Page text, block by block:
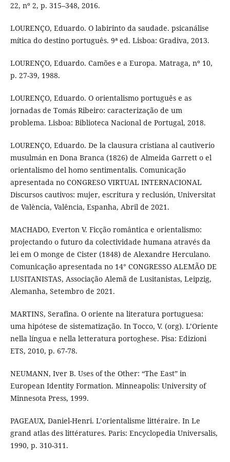
22, nº 2, p. 315–348, 2016.
LOURENÇO, Eduardo. O labirinto da saudade. psicanálise
mítica do destino português. 9ª ed. Lisboa: Gradiva, 2013.
LOURENÇO, Eduardo. Camões e a Europa. Matraga, nº 10,
p. 27-39, 1988.
LOURENÇO, Eduardo. O orientalismo português e as
jornadas de Tomás Ribeiro: caracterização de um
problema. Lisboa: Biblioteca Nacional de Portugal, 2018.
LOURENÇO, Eduardo. De la clausura cristiana al cautiverio
musulmán en Dona Branca (1826) de Almeida Garrett o el
orientalismo del homo sentimentalis. Comunicação
apresentada no CONGRESO VIRTUAL INTERNACIONAL
Discursos cautivos: mujer, escritura y reclusión, Universitat
de València, Valência, Espanha, Abril de 2021.
MACHADO, Everton V. Ficção romântica e orientalismo:
projectando o futuro da colectividade humana através da
lei em O monge de Cister (1848) de Alexandre Herculano.
Comunicação apresentada no 14° CONGRESSO ALEMÃO DE
LUSITANISTAS, Associação Alemã de Lusitanistas, Leipzig,
Alemanha, Setembro de 2021.
MARTINS, Serafina. O oriente na literatura portuguesa:
uma hipótese de sistematização. In Tocco, V. (org). L’Oriente
nella língua e nella letteratura portoghese. Pisa: Edizioni
ETS, 2010, p. 67-78.
NEUMANN, Iver B. Uses of the Other: “The East” in
European Identity Formation. Minneapolis: University of
Minnesota Press, 1999.
PAGEAUX, Daniel-Henri. L’orientalisme littéraire. In Le
grand atlas des littératures. Paris: Encyclopedia Universalis,
1990, p. 310-311.